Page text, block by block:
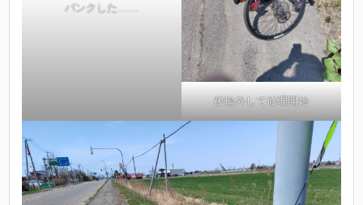
パンクした……
後輪外して修理開始